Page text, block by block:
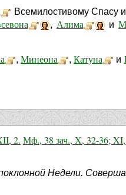
Всемилостивому Спасу
, Алима и
,Минеона ,Катуна и
2. Мф., 38 зач., X, 32-36;
Недели.